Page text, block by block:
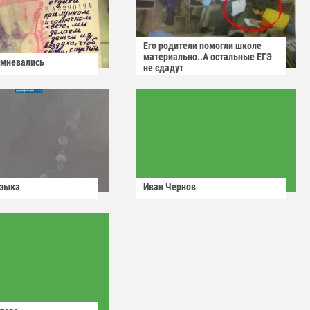
Его родители помогли школе
материально..А остальные ЕГЭ
не сдадут
Иван Чернов